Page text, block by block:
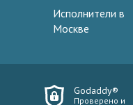
Исполнители в
Москве
Godaddy®
Проверено и